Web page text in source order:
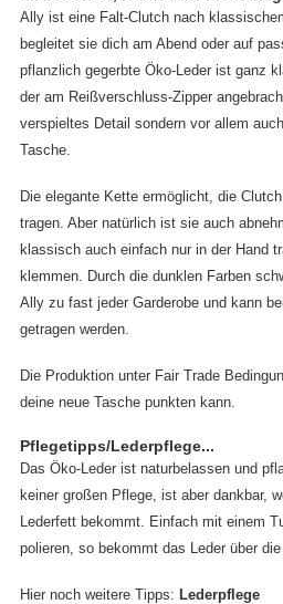
Ally ist eine Falt-Clutch nach
begleitet sie dich am Abend oder auf
pflanzlich gegerbte Öko-Leder ist ganz
der am Reißverschluss-Zipper
verspieltes Detail sondern vor allem
Tasche.
Die elegante Kette ermöglicht, die
tragen. Aber natürlich ist sie auch
klassisch auch einfach nur in der Hand
klemmen. Durch die dunklen Farben
Ally zu fast jeder Garderobe und kann
getragen werden.
Die Produktion unter Fair Trade
deine neue Tasche punkten kann.
Pflegetipps/Lederpflege...
Das Öko-Leder ist naturbelassen und
keiner großen Pflege, ist aber dankbar,
Lederfett bekommt. Einfach mit einem
polieren, so bekommt das Leder über
Hier noch weitere Tipps: Lederpflege